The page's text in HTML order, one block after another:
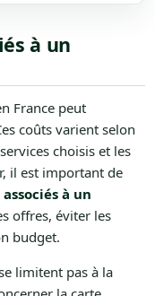
à un
France peut
coûts varient selon
choisis et les
il est important de
à un
offres, éviter les
budget.
limitent pas à la